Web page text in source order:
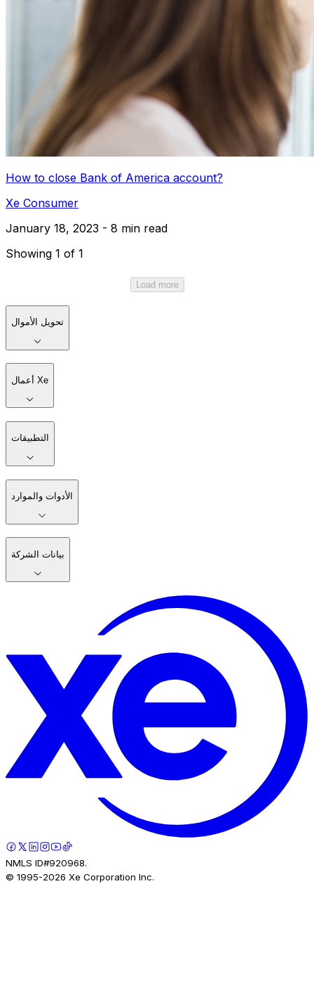
How to close Bank of America account?
Xe Consumer
January 18, 2023 - 8 min read
Showing 1 of 1
Load more
تحويل الأموال
أعمال Xe
التطبيقات
الأدوات والموارد
بيانات الشركة
NMLS ID#920968.
© 1995-2026 Xe Corporation Inc.